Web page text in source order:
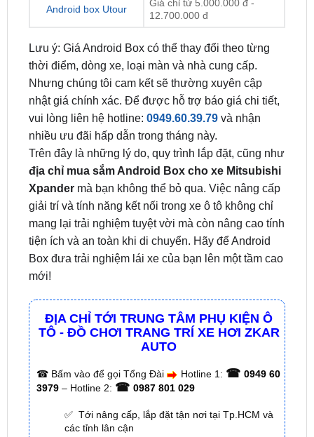
Lưu ý: Giá Android Box có thể thay đổi theo từng
Nhưng chúng tôi cam kết sẽ thường xuyên cập
nhật giá chính xác. Để được hỗ trợ báo giá chi tiết,
vui lòng liên hệ hotline:0949.60.39.79 và nhận
nhiều ưu đãi hấp dẫn trong tháng này.
Trên đây là những lý do, quy trình lắp đặt, cũng như
địa chỉ mua sắm Android Box cho xe Mitsubishi
Xpander mà bạn không thể bỏ qua. Việc nâng cấp
giải trí và tính năng kết nối trong xe ô tô không chỉ
mang lại trải nghiệm tuyệt vời mà còn nâng cao tính
tiện ích và an toàn khi di chuyển. Hãy để Android
Box đưa trải nghiệm lái xe của bạn lên một tầm cao
mới!
ĐỊA CHỈ TỚI TRUNG TÂM PHỤ KIỆN Ô
TÔ - ĐỒ CHƠI TRANG TRÍ XE HƠI ZKAR
☎Bấm vào để gọi Tổng Đài Hotline 1:☎ 0949 60
0987 801 029
✅ Tới nâng cấp, lắp đặt tận nơi tại Tp.HCM và
các tỉnh lân cận
✅ Cam kết: Tư vấn tận nơi miễn phí, hàng hóa
kém chất lượng ( hay lỗi do nhà sản xuất ) =>